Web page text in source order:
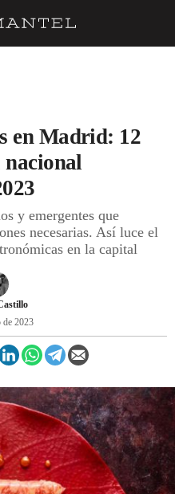
en Madrid: 12
nacional
y emergentes que
necesarias. Así luce el
en la capital
de 2023